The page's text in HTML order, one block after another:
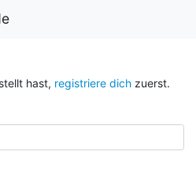
hast, registriere dich zuerst.